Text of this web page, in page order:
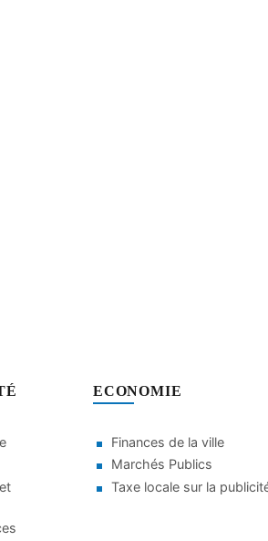
ECONOMIE
Finances de la ville
Marchés Publics
Taxe locale sur la